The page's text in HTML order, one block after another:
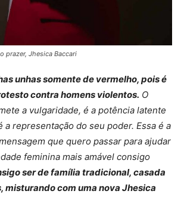
prazer, Jhesica Baccari
unhas somente de vermelho, pois é
contra homens violentos. O
a vulgaridade, é a potência latente
a representação do seu poder. Essa é a
que quero passar para ajudar
feminina mais amável consigo
ser de família tradicional, casada
misturando com uma nova Jhesica